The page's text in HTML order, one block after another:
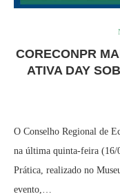
CORECONPR
ATIVA DAY
O Conselho Regional de
na última quinta-feira
Prática, realizado no
evento,…